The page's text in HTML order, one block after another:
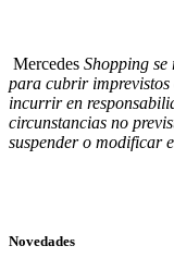
Mercedes Shopping se
para cubrir imprevistos
incurrir en
circunstancias no
suspender o modificar
Novedades